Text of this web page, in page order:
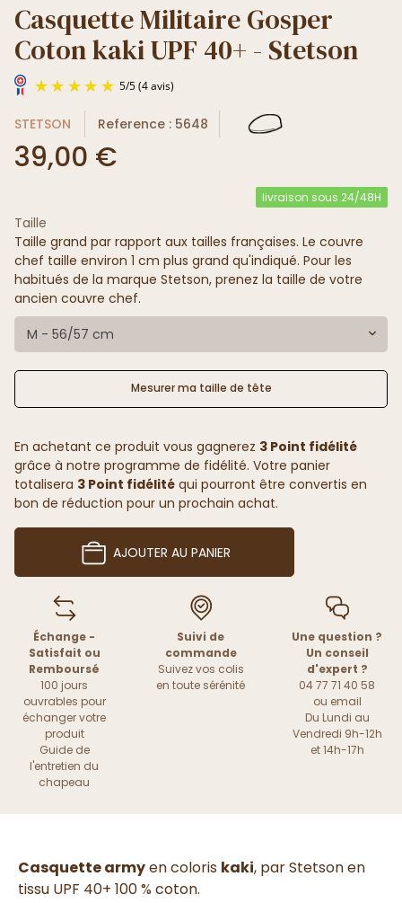
Casquette Militaire Gosper
Coton kaki UPF 40+ - Stetson
STETSON Reference : 5648
39,00 €
livraison sous 24/48H
Taille
Taille grand par rapport aux tailles françaises. Le couvre
chef taille environ 1 cm plus grand qu'indiqué. Pour les
habitués de la marque Stetson, prenez la taille de votre
ancien couvre chef.
M - 56/57 cm
Mesurer ma taille de tête
En achetant ce produit vous gagnerez 3 Point fidélité
grâce à notre programme de fidélité. Votre panier
totalisera 3 Point fidélité qui pourront être convertis en
bon de réduction pour un prochain achat.
AJOUTER AU PANIER
Échange -
Satisfait ou
Remboursé
100 jours
ouvrables pour
échanger votre
produit
Guide de
l'entretien du
chapeau
Suivi de
commande
Suivez vos colis
en toute sérénité
Une question ?
Un conseil
d'expert ?
04 77 71 40 58
ou email
Du Lundi au
Vendredi 9h-12h
et 14h-17h
Casquette armyen coloris kaki, par Stetson en
tissu UPF 40+ 100 % coton.